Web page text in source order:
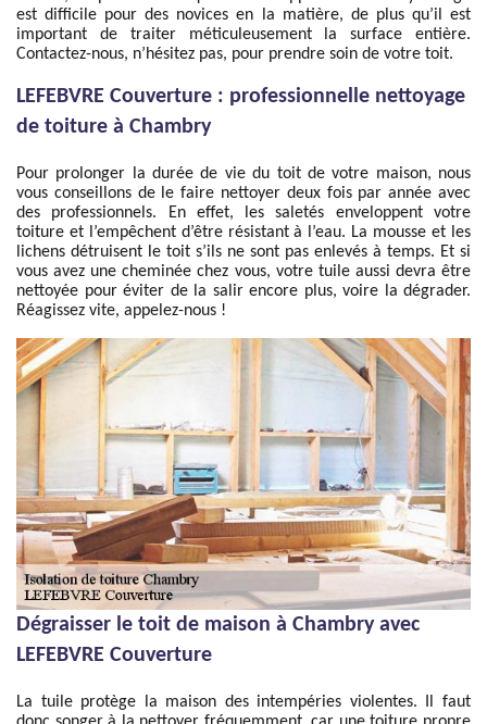
est difficile pour des novices en la matière, de plus qu’il est
important de traiter méticuleusement la surface entière.
Contactez-nous, n’hésitez pas, pour prendre soin de votre toit.
LEFEBVRE Couverture : professionnelle nettoyage
de toiture à Chambry
Pour prolonger la durée de vie du toit de votre maison, nous
vous conseillons de le faire nettoyer deux fois par année avec
des professionnels. En effet, les saletés enveloppent votre
toiture et l’empêchent d’être résistant à l’eau. La mousse et les
lichens détruisent le toit s’ils ne sont pas enlevés à temps. Et si
vous avez une cheminée chez vous, votre tuile aussi devra être
nettoyée pour éviter de la salir encore plus, voire la dégrader.
Réagissez vite, appelez-nous !
Dégraisser le toit de maison à Chambry avec
LEFEBVRE Couverture
La tuile protège la maison des intempéries violentes. Il faut